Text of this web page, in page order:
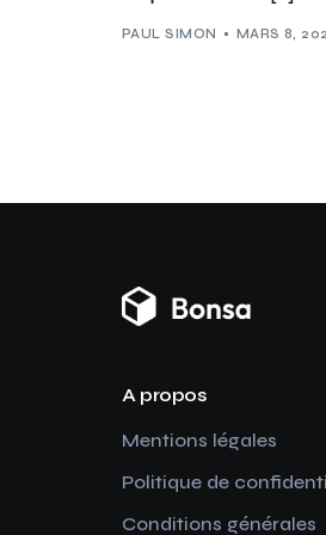
PAUL SIMON MARS 8,
A propos
Mentions légales
Politique de
Conditions générales